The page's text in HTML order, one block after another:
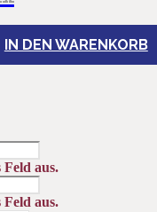
IN DEN WARENKORB
Feld aus.
Feld aus.